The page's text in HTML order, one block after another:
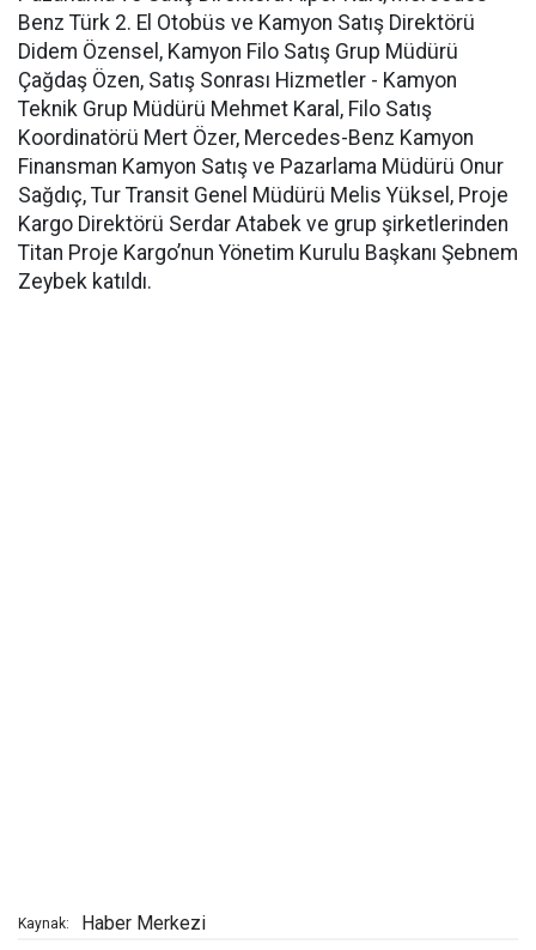
Benz Türk 2. El Otobüs ve Kamyon Satış Direktörü
Didem Özensel, Kamyon Filo Satış Grup Müdürü
Çağdaş Özen, Satış Sonrası Hizmetler - Kamyon
Teknik Grup Müdürü Mehmet Karal, Filo Satış
Koordinatörü Mert Özer, Mercedes-Benz Kamyon
Finansman Kamyon Satış ve Pazarlama Müdürü Onur
Sağdıç, Tur Transit Genel Müdürü Melis Yüksel, Proje
Kargo Direktörü Serdar Atabek ve grup şirketlerinden
Titan Proje Kargo’nun Yönetim Kurulu Başkanı Şebnem
Zeybek katıldı.
Kaynak: Haber Merkezi